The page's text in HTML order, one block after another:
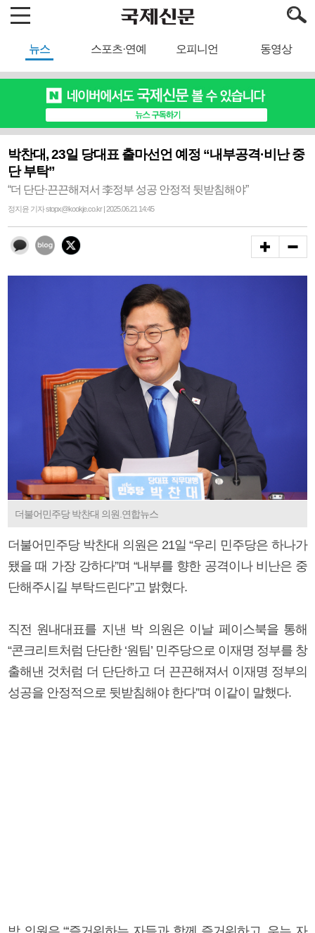
뉴스 스포츠·연예 오피니언 동영상
박찬대, 23일 당대표 출마선언 예정 “내부공격·비난 중
단 부탁”
“더 단단·끈끈해져서 李정부 성공 안정적 뒷받침해야”
정지윤 기자 stopx@kookje.co.kr | 2025.06.21 14:45
더불어민주당 박찬대 의원.연합뉴스
더불어민주당 박찬대 의원은 21일 “우리 민주당은 하나가
됐을 때 가장 강하다”며 “내부를 향한 공격이나 비난은 중
단해주시길 부탁드린다”고 밝혔다.
직전 원내대표를 지낸 박 의원은 이날 페이스북을 통해
“콘크리트처럼 단단한 ‘원팀’ 민주당으로 이재명 정부를 창
출해낸 것처럼 더 단단하고 더 끈끈해져서 이재명 정부의
성공을 안정적으로 뒷받침해야 한다”며 이같이 말했다.